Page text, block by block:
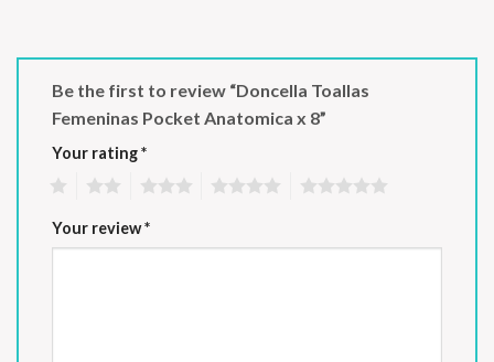
Be the first to review “Doncella Toallas
Femeninas Pocket Anatomica x 8”
Your rating*
Your review*